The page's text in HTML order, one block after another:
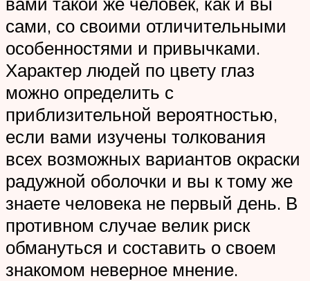
сами, со своими отличительными
особенностями и привычками.
Характер людей по цвету глаз
можно определить с
приблизительной вероятностью,
если вами изучены толкования
всех возможных вариантов окраски
радужной оболочки и вы к тому же
знаете человека не первый день. В
противном случае велик риск
обмануться и составить о своем
знакомом неверное мнение.